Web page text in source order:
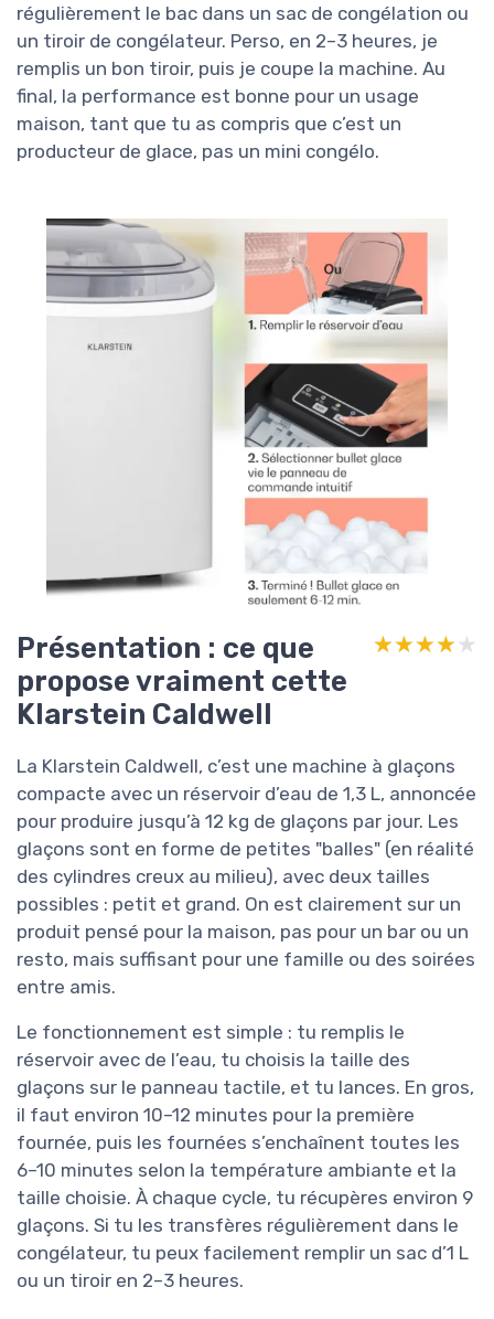
régulièrement le bac dans un sac de congélation ou
un tiroir de congélateur. Perso, en 2–3 heures, je
remplis un bon tiroir, puis je coupe la machine. Au
final, la performance est bonne pour un usage
maison, tant que tu as compris que c’est un
producteur de glace, pas un mini congélo.
Présentation : ce que
propose vraiment cette
Klarstein Caldwell
★★★★★
★★★★★
La Klarstein Caldwell, c’est une machine à glaçons
compacte avec un réservoir d’eau de 1,3 L, annoncée
pour produire jusqu’à 12 kg de glaçons par jour. Les
glaçons sont en forme de petites "balles" (en réalité
des cylindres creux au milieu), avec deux tailles
possibles : petit et grand. On est clairement sur un
produit pensé pour la maison, pas pour un bar ou un
resto, mais suffisant pour une famille ou des soirées
entre amis.
Le fonctionnement est simple : tu remplis le
réservoir avec de l’eau, tu choisis la taille des
glaçons sur le panneau tactile, et tu lances. En gros,
il faut environ 10–12 minutes pour la première
fournée, puis les fournées s’enchaînent toutes les
6–10 minutes selon la température ambiante et la
taille choisie. À chaque cycle, tu récupères environ 9
glaçons. Si tu les transfères régulièrement dans le
congélateur, tu peux facilement remplir un sac d’1 L
ou un tiroir en 2–3 heures.